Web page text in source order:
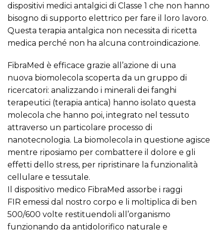
dispositivi medici antalgici di Classe 1 che non hanno
bisogno di supporto elettrico per fare il loro lavoro.
Questa terapia antalgica non necessita di ricetta
medica perché non ha alcuna controindicazione.
FibraMed è efficace grazie all’azione di una
nuova biomolecola scoperta da un gruppo di
ricercatori: analizzando i minerali dei fanghi
terapeutici (terapia antica) hanno isolato questa
molecola che hanno poi, integrato nel tessuto
attraverso un particolare processo di
nanotecnologia. La biomolecola in questione agisce
mentre riposiamo per combattere il dolore e gli
effetti dello stress, per ripristinare la funzionalità
cellulare e tessutale.
Il dispositivo medico FibraMed assorbe i raggi
FIR emessi dal nostro corpo e li moltiplica di ben
500/600 volte restituendoli all’organismo
funzionando da antidolorifico naturale e